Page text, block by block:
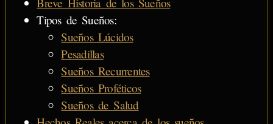
Tipos de Sueños:
Sueños Lúcidos
Pesadillas
Sueños Recurrentes
Sueños Proféticos
Sueños de Salud